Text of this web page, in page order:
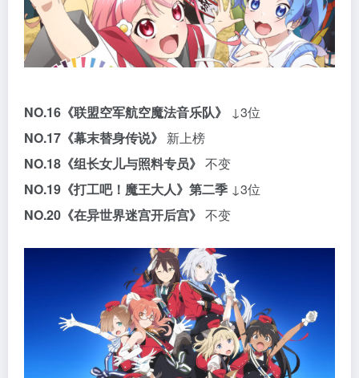
NO.16 《联盟空军航空魔法音乐队》 ↓3位
NO.17 《幕末替身传说》 新上榜
NO.18 《组长女儿与照料专员》 不变
NO.19 《打工吧！魔王大人》第二季 ↓3位
NO.20 《在异世界迷宫开后宫》 不变